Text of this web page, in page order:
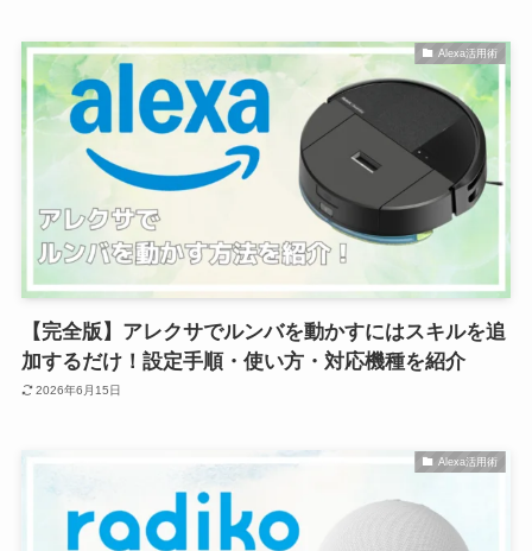
Alexa活用術
【完全版】アレクサでルンバを動かすにはスキルを追
加するだけ！設定手順・使い方・対応機種を紹介
2026年6月15日
Alexa活用術